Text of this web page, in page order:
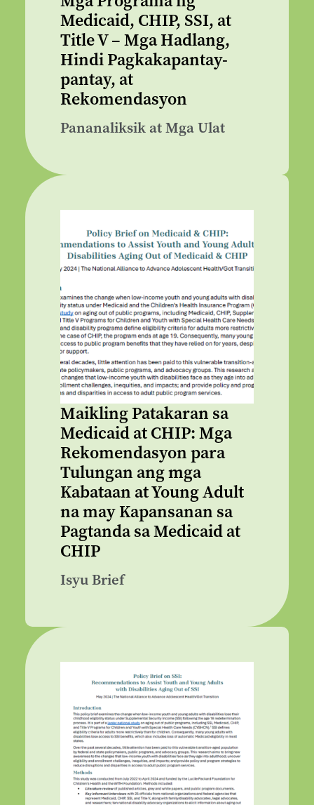
Medicaid, CHIP, SSI, at
Title V – Mga Hadlang,
Hindi Pagkakapantay-
pantay, at
Rekomendasyon
Pananaliksik at Mga Ulat
Maikling Patakaran sa
Medicaid at CHIP: Mga
Rekomendasyon para
Tulungan ang mga
Kabataan at Young Adult
na may Kapansanan sa
Pagtanda sa Medicaid at
CHIP
Isyu Brief